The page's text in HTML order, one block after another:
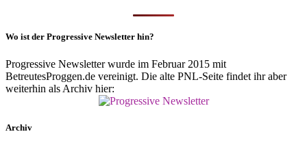
Wo ist der Progressive Newsletter hin?
Progressive Newsletter wurde im Februar 2015 mit
BetreutesProggen.de vereinigt. Die alte PNL-Seite findet ihr aber
weiterhin als Archiv hier:
Archiv